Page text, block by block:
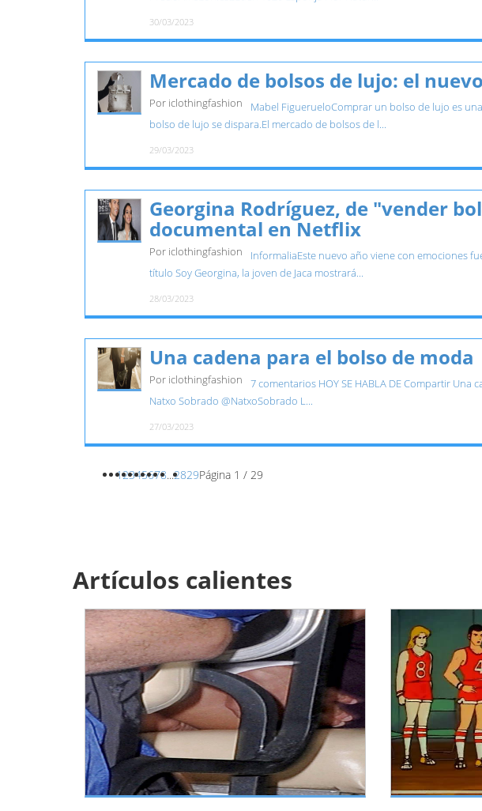
30/03/2023
Mercado de bolsos de lujo: el
Por iclothingfashion
Mabel FiguerueloComprar un bolso de lujo es
bolso de lujo se dispara.El mercado de bolsos de l...
29/03/2023
Georgina Rodríguez, de "vender
documental en Netflix
Por iclothingfashion
InformaliaEste nuevo año viene con emociones
título Soy Georgina, la joven de Jaca mostrará...
28/03/2023
Una cadena para el bolso de moda
Por iclothingfashion
7 comentarios HOY SE HABLA DE Compartir
Natxo Sobrado @NatxoSobrado L...
27/03/2023
12345678...2829Página 1 / 29
Artículos calientes